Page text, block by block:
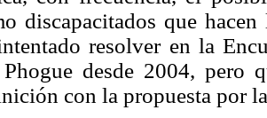
discapacitados que
resolver en la
desde 2004, pero
con la propuesta por